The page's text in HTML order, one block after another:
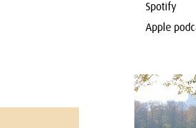
Spotify
Apple